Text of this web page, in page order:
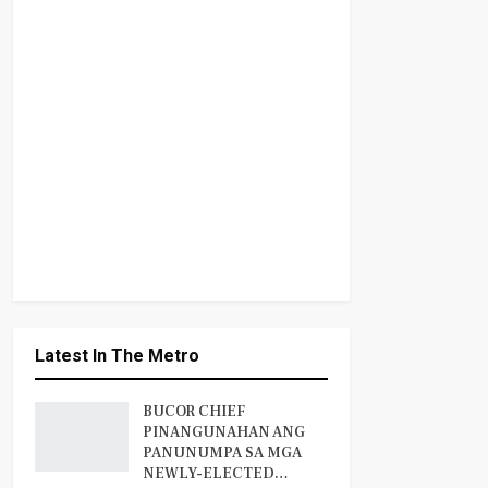
Latest In The Metro
BUCOR CHIEF
PINANGUNAHAN ANG
PANUNUMPA SA MGA
NEWLY-ELECTED…